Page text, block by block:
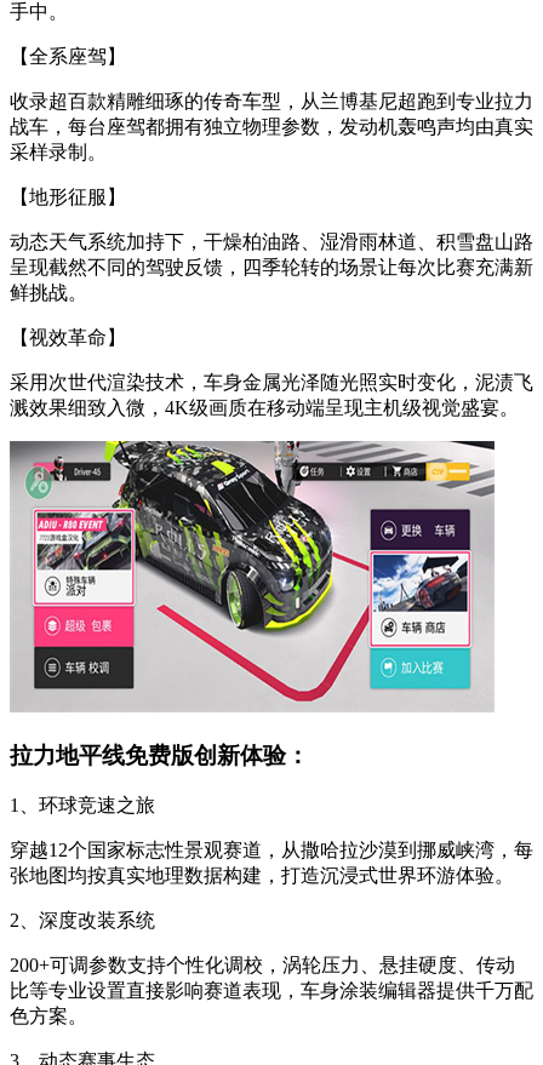
手中。
【全系座驾】
收录超百款精雕细琢的传奇车型，从兰博基尼超跑到专业拉力
战车，每台座驾都拥有独立物理参数，发动机轰鸣声均由真实
采样录制。
【地形征服】
动态天气系统加持下，干燥柏油路、湿滑雨林道、积雪盘山路
呈现截然不同的驾驶反馈，四季轮转的场景让每次比赛充满新
鲜挑战。
【视效革命】
采用次世代渲染技术，车身金属光泽随光照实时变化，泥渍飞
溅效果细致入微，4K级画质在移动端呈现主机级视觉盛宴。
拉力地平线免费版创新体验：
1、环球竞速之旅
穿越12个国家标志性景观赛道，从撒哈拉沙漠到挪威峡湾，每
张地图均按真实地理数据构建，打造沉浸式世界环游体验。
2、深度改装系统
200+可调参数支持个性化调校，涡轮压力、悬挂硬度、传动
比等专业设置直接影响赛道表现，车身涂装编辑器提供千万配
色方案。